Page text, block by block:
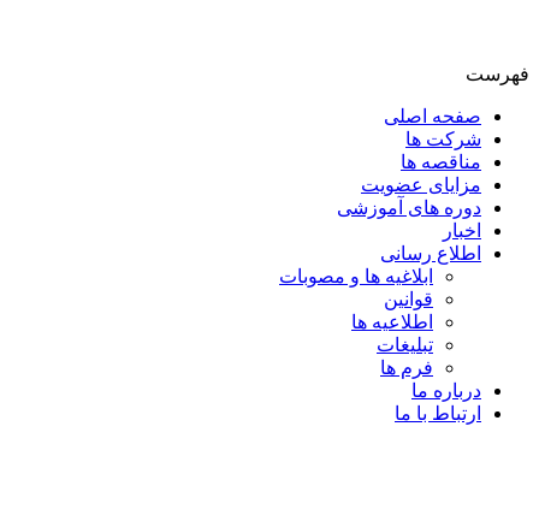
فهرست
صفحه اصلی
شرکت ها
مناقصه ها
مزایای عضویت
دوره های آموزشی
اخبار
اطلاع رسانی
ابلاغیه ها و مصوبات
قوانین
اطلاعیه ها
تبلیغات
فرم ها
درباره ما
ارتباط با ما